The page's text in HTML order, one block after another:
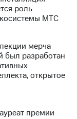
роль
МТС
мерча
был разработан
открытое
премии